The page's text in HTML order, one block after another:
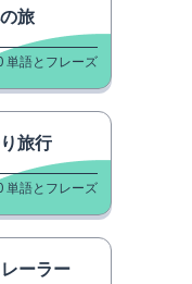
旅
単語とフレーズ
旅行
単語とフレーズ
ーラー